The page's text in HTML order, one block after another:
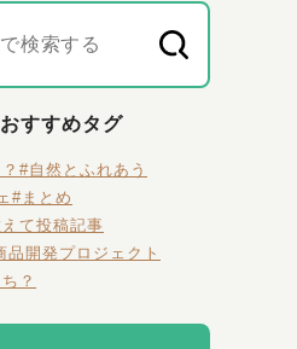
すすめタグ
#自然とふれあう
#まとめ
て投稿記事
品開発プロジェクト
？